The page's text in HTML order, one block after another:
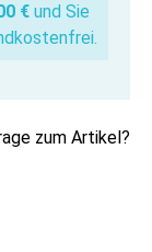
€ und Sie
zum Artikel?